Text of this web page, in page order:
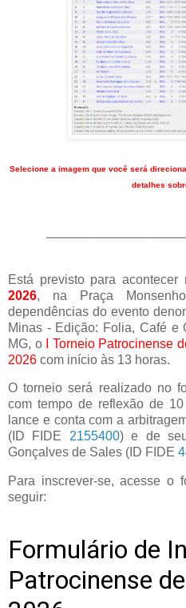
Selecione a imagem que você será
detalhes
Está previsto para
2026, na Praça
dependências do evento
Minas - Edição: Folia, Café
MG, o
I Torneio Patrocinense
2026 com início às 13 horas.
O torneio será realizado no
com tempo de reflexão de
lance e conta com a
(ID FIDE 2155400) e de
Gonçalves de Sales (ID FIDE
Para inscrever-se, acesse o
seguir: